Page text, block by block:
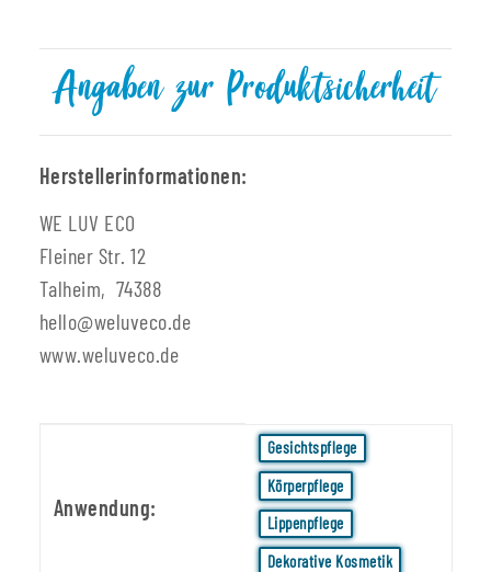
Angaben zur Produktsicherheit
Herstellerinformationen:
WE LUV ECO
Fleiner Str. 12
Talheim, 74388
hello@weluveco.de
www.weluveco.de
Anwendung:
Gesichtspflege
Körperpflege
Lippenpflege
Dekorative Kosmetik